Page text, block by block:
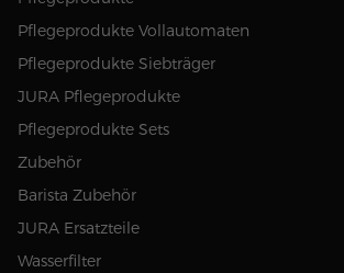
Pflegeprodukte Vollautomaten
Pflegeprodukte Siebträger
JURA Pflegeprodukte
Pflegeprodukte Sets
Zubehör
Barista Zubehör
JURA Ersatzteile
Wasserfilter